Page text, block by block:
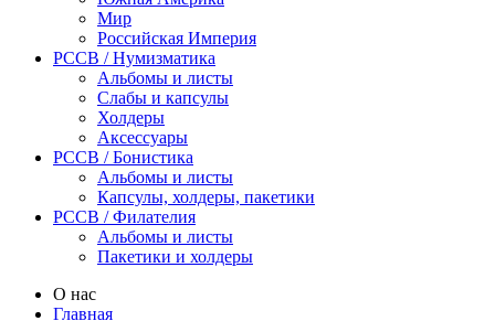
Мир
Российская Империя
PCCB / Нумизматика
Альбомы и листы
Слабы и капсулы
Холдеры
Аксессуары
PCCB / Бонистика
Альбомы и листы
Капсулы, холдеры, пакетики
PCCB / Филателия
Альбомы и листы
Пакетики и холдеры
О нас
Главная